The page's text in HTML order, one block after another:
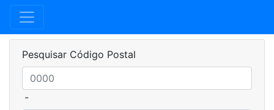
Pesquisar Código Postal
-